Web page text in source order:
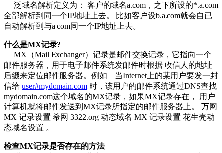
泛域名解析定义为： 客户的域名a.com，之下所设的*.a.com
全部解析到同一个IP地址上去。 比如客户设b.a.com就会自已
自动解析到与a.com同一个IP地址上去。
什么是MX记录?
MX（Mail Exchanger）记录是邮件交换记录，它指向一个
邮件服务器，用于电子邮件系统发邮件时根据 收信人的地址
后缀来定位邮件服务器。例如，当Internet上的某用户要发一封
信给 user#mydomain.com 时，该用户的邮件系统通过DNS查找
mydomain.com这个域名的MX记录，如果MX记录存在， 用户
计算机就将邮件发送到MX记录所指定的邮件服务器上。 万网
MX 记录设置 希网 3322.org 动态域名 MX 记录设置 花生壳动
态域名设置 。
检查MX记录是否存在的方法